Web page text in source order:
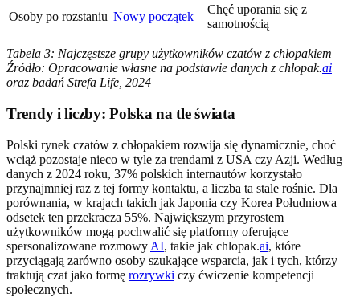
Osoby po rozstaniu Nowy początek
Chęć uporania się z
samotnością
Tabela 3: Najczęstsze grupy użytkowników czatów z chłopakiem
Źródło: Opracowanie własne na podstawie danych z chlopak.ai
oraz badań Strefa Life, 2024
Trendy i liczby: Polska na tle świata
Polski rynek czatów z chłopakiem rozwija się dynamicznie, choć
wciąż pozostaje nieco w tyle za trendami z USA czy Azji. Według
danych z 2024 roku, 37% polskich internautów korzystało
przynajmniej raz z tej formy kontaktu, a liczba ta stale rośnie. Dla
porównania, w krajach takich jak Japonia czy Korea Południowa
odsetek ten przekracza 55%. Największym przyrostem
użytkowników mogą pochwalić się platformy oferujące
spersonalizowane rozmowy AI, takie jak chlopak.ai, które
przyciągają zarówno osoby szukające wsparcia, jak i tych, którzy
traktują czat jako formę rozrywki czy ćwiczenie kompetencji
społecznych.